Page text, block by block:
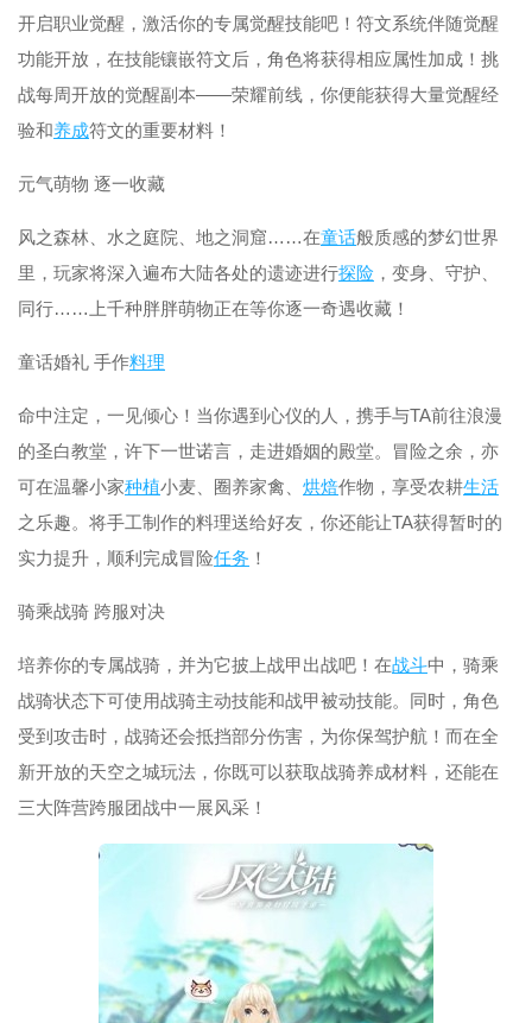
开启职业觉醒，激活你的专属觉醒技能吧！符文系统伴随觉醒
功能开放，在技能镶嵌符文后，角色将获得相应属性加成！挑
战每周开放的觉醒副本——荣耀前线，你便能获得大量觉醒经
验和养成符文的重要材料！
元气萌物 逐一收藏
风之森林、水之庭院、地之洞窟……在童话般质感的梦幻世界
里，玩家将深入遍布大陆各处的遗迹进行探险 ，变身、守护、
同行……上千种胖胖萌物正在等你逐一奇遇收藏！
童话婚礼 手作料理
命中注定，一见倾心！当你遇到心仪的人，携手与TA前往浪漫
的圣白教堂，许下一世诺言，走进婚姻的殿堂。冒险之余，亦
可在温馨小家种植小麦、圈养家禽、 烘焙作物，享受农耕生活
之乐趣。将手工制作的料理送给好友，你还能让TA获得暂时的
实力提升，顺利完成冒险任务 ！
骑乘战骑 跨服对决
培养你的专属战骑，并为它披上战甲出战吧！在战斗中，骑乘
战骑状态下可使用战骑主动技能和战甲被动技能。同时，角色
受到攻击时，战骑还会抵挡部分伤害，为你保驾护航！而在全
新开放的天空之城玩法，你既可以获取战骑养成材料，还能在
三大阵营跨服团战中一展风采！